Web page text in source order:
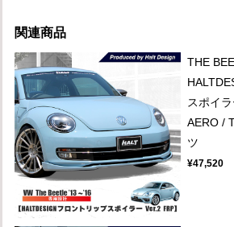
関連商品
THE
スポイ
AERO /
ツ
¥47,520